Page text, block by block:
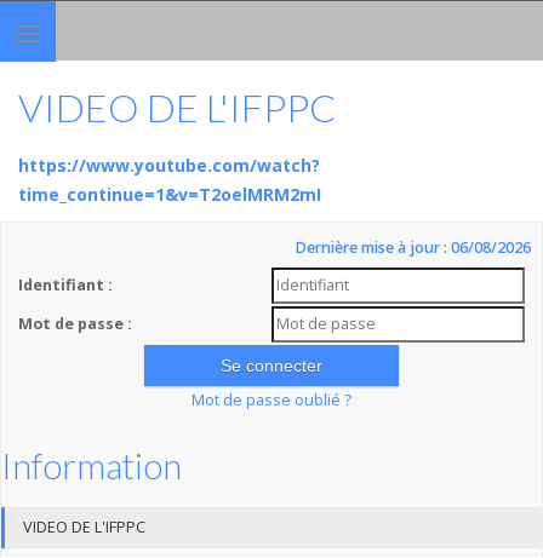
Toggle
navigation
VIDEO DE L'IFPPC
https://www.youtube.com/watch?
time_continue=1&v=T2oelMRM2mI
Dernière mise à jour : 06/08/2026
Identifiant :
Mot de passe :
Mot de passe oublié ?
Information
VIDEO DE L'IFPPC